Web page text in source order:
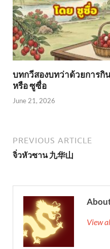
บทกวีสองบทว่าด้วยการกิ
หรือ ซูซื่อ
June 21, 2026
PREVIOUS ARTICLE
จิ่วหัวซาน 九华山
View